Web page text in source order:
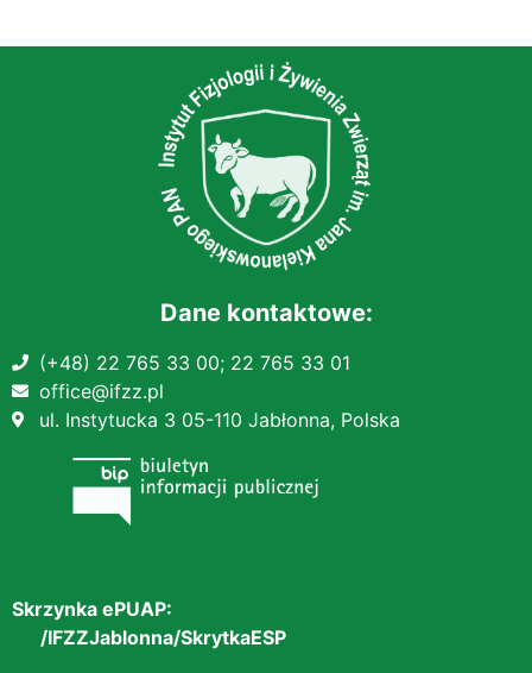
Dane kontaktowe:
(+48) 22 765 33 00; 22 765 33 01
office@ifzz.pl
ul. Instytucka 3 05-110 Jabłonna, Polska
Skrzynka ePUAP:
/IFZZJablonna/SkrytkaESP